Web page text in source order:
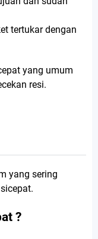
tertukar dengan
yang umum
resi.
yang sering
?